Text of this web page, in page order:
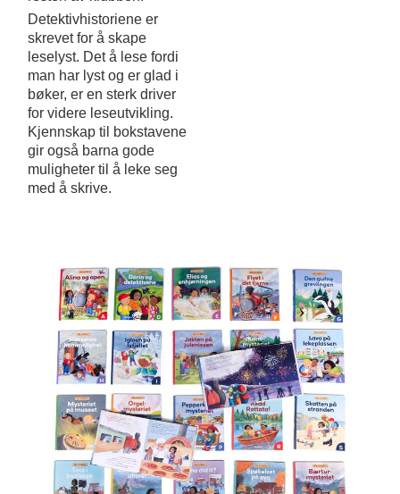
Detektivhistoriene er
skrevet for å skape
leselyst. Det å lese fordi
man har lyst og er glad i
bøker, er en sterk driver
for videre leseutvikling.
Kjennskap til bokstavene
gir også barna gode
muligheter til å leke seg
med å skrive.